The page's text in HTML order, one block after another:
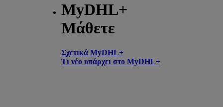
MyDHL+
Μάθετε
Σχετικά MyDHL+
Τι νέο υπάρχει στο MyDHL+